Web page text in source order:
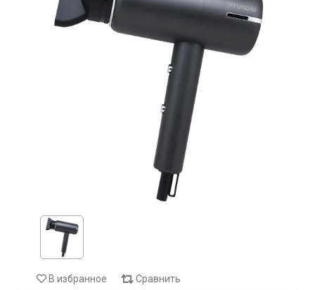
В избранное Сравнить